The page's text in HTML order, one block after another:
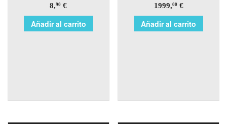
8,90 €
Añadir al carrito
1999,00€
Añadir al carrito